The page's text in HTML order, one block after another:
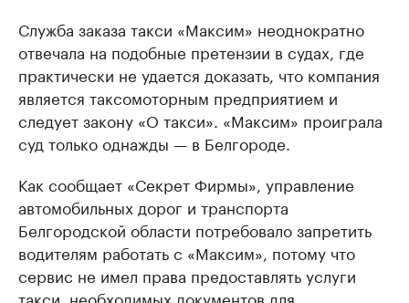
Служба заказа такси «Максим» неоднократно
отвечала на подобные претензии в судах, где
практически не удается доказать, что компания
является таксомоторным предприятием и
следует закону «О такси». «Максим» проиграла
суд только однажды — в Белгороде.
Как сообщает «Секрет Фирмы», управление
автомобильных дорог и транспорта
Белгородской области потребовало запретить
водителям работать с «Максим», потому что
сервис не имел права предоставлять услуги
такси, необходимых документов для